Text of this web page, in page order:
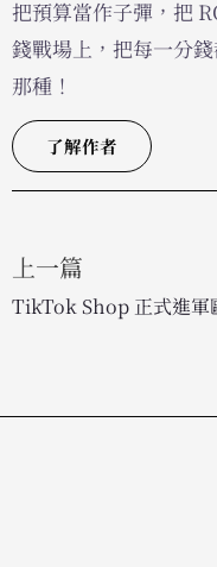
把預算當作子彈，把
錢戰場上，把每一分
那種！
了解作者
上一篇